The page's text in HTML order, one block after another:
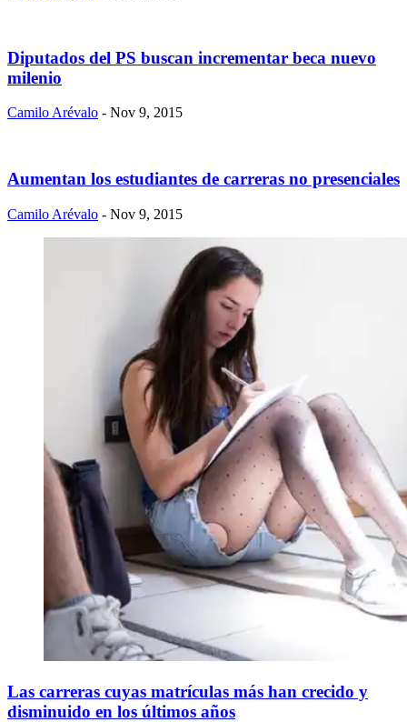
Diputados del PS buscan incrementar beca nuevo
milenio
Camilo Arévalo - Nov 9, 2015
Aumentan los estudiantes de carreras no presenciales
Camilo Arévalo - Nov 9, 2015
Las carreras cuyas matrículas más han crecido y
disminuido en los últimos años